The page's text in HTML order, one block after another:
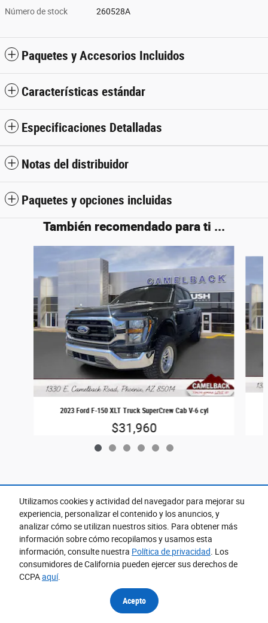
Utilizamos cookies y actividad del navegador para mejorar su
experiencia, personalizar el contenido y los anuncios, y
analizar cómo se utilizan nuestros sitios. Para obtener más
información sobre cómo recopilamos y usamos esta
información, consulte nuestra Política de privacidad. Los
consumidores de California pueden ejercer sus derechos de
CCPAaquí.
Acepto
Número de stock 260528A
Paquetes y Accesorios Incluidos
Características estándar
Especificaciones Detalladas
Notas del distribuidor
Paquetes y opciones incluidas
También recomendado para ti ...
2023 Ford F-150 XLT Truck SuperCrew Cab V-6 cyl
$31,960
Ubicado en
Camelback Ford
Detalles de Ubicación
Sitio web
Accesibilidad
Términos y Condiciones
Copyright © 2026 FordDirect